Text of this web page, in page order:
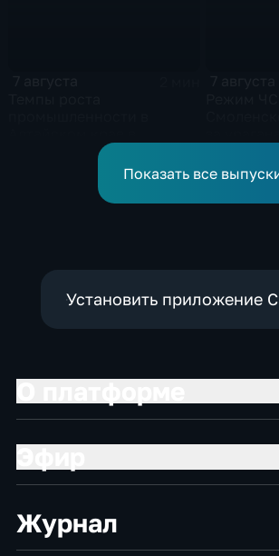
нынешнем году уже выше
Показать все
Установить приложение
Журнал